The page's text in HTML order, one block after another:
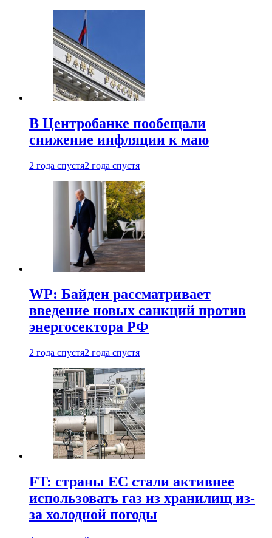
В Центробанке пообещали
снижение инфляции к маю
2 года спустя2 года спустя
WP: Байден рассматривает
введение новых санкций против
энергосектора РФ
2 года спустя2 года спустя
FT: страны ЕС стали активнее
использовать газ из хранилищ из-
за холодной погоды